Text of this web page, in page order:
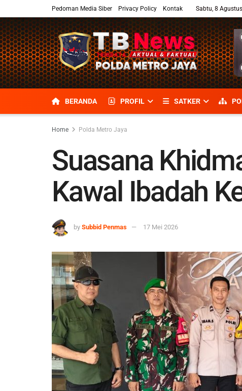
Pedoman Media Siber Privacy Policy Kontak Sabtu, 8
BERANDA PROFIL SATKER
Home Polda Metro Jaya
Suasana
Kawal Ibadah
by Subbid Penmas 17 Mei 2026